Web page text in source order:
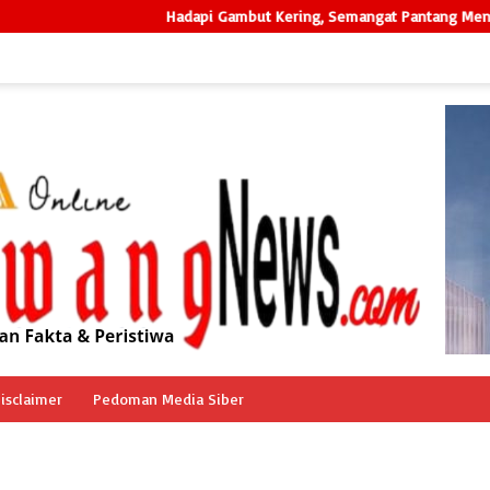
Hadapi Gambut Kering, Semangat Pantang Menyerah
Pedoman Media Siber